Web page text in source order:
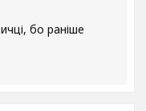
бо раніше